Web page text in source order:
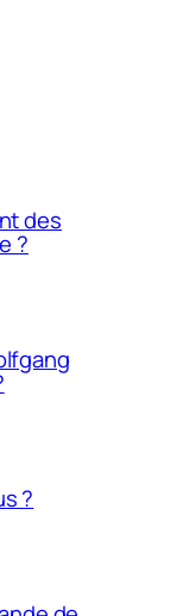
des
?
?